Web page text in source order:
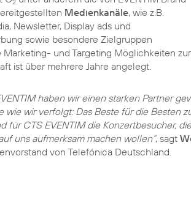
2
Medienkanäle, wie z.B.
Newsletter, Display ads und
sowie besondere Zielgruppen
Marketing- und Targeting Möglichkeiten
ist über mehrere Jahre angelegt.
haben wir einen starken Partner
wie wir verfolgt: Das Beste für die Besten
für CTS EVENTIM die Konzertbesucher,
uns aufmerksam machen wollen“, sagt